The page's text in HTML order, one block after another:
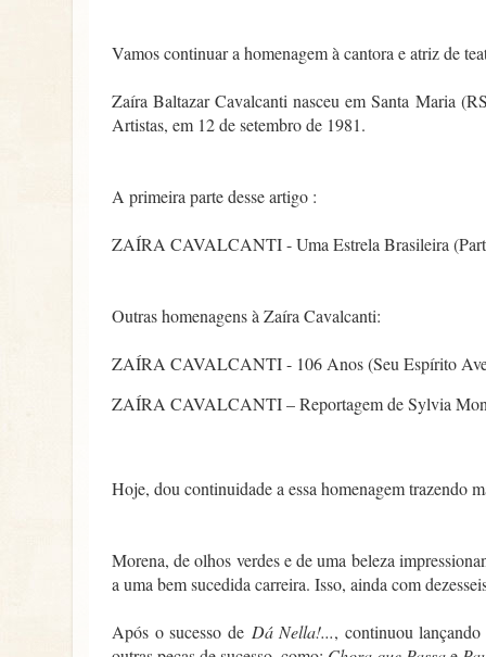
Vamos continuar a homenagem à cantora e atriz de
Zaíra Baltazar Cavalcanti nasceu em Santa Maria
Artistas, em 12 de setembro de 1981.
A primeira parte desse artigo :
ZAÍRA CAVALCANTI - Uma Estrela Brasileira
Outras homenagens à Zaíra Cavalcanti:
ZAÍRA CAVALCANTI - 106 Anos (Seu Espírito
ZAÍRA CAVALCANTI – Reportagem de Sylvia
Hoje, dou continuidade a essa homenagem trazendo
Morena, de olhos verdes e de uma beleza
a uma bem sucedida carreira. Isso, ainda com
Após o sucesso de Dá Nella!..., continuou